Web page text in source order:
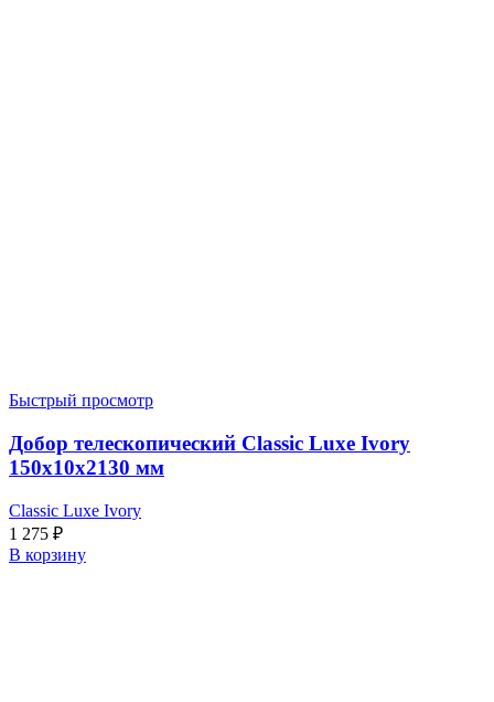
Быстрый просмотр
Добор телескопический Classic Luxe Ivory
150x10x2130 мм
Classic Luxe Ivory
1 275 ₽
В корзину